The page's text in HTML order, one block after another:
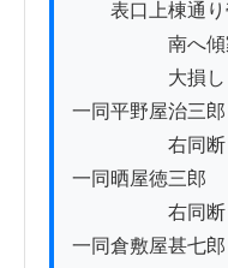
表口上棟通り
南へ傾家
大損し
一同平野屋治三郎
右同断
一同晒屋徳三郎
右同断
一同倉敷屋甚七郎